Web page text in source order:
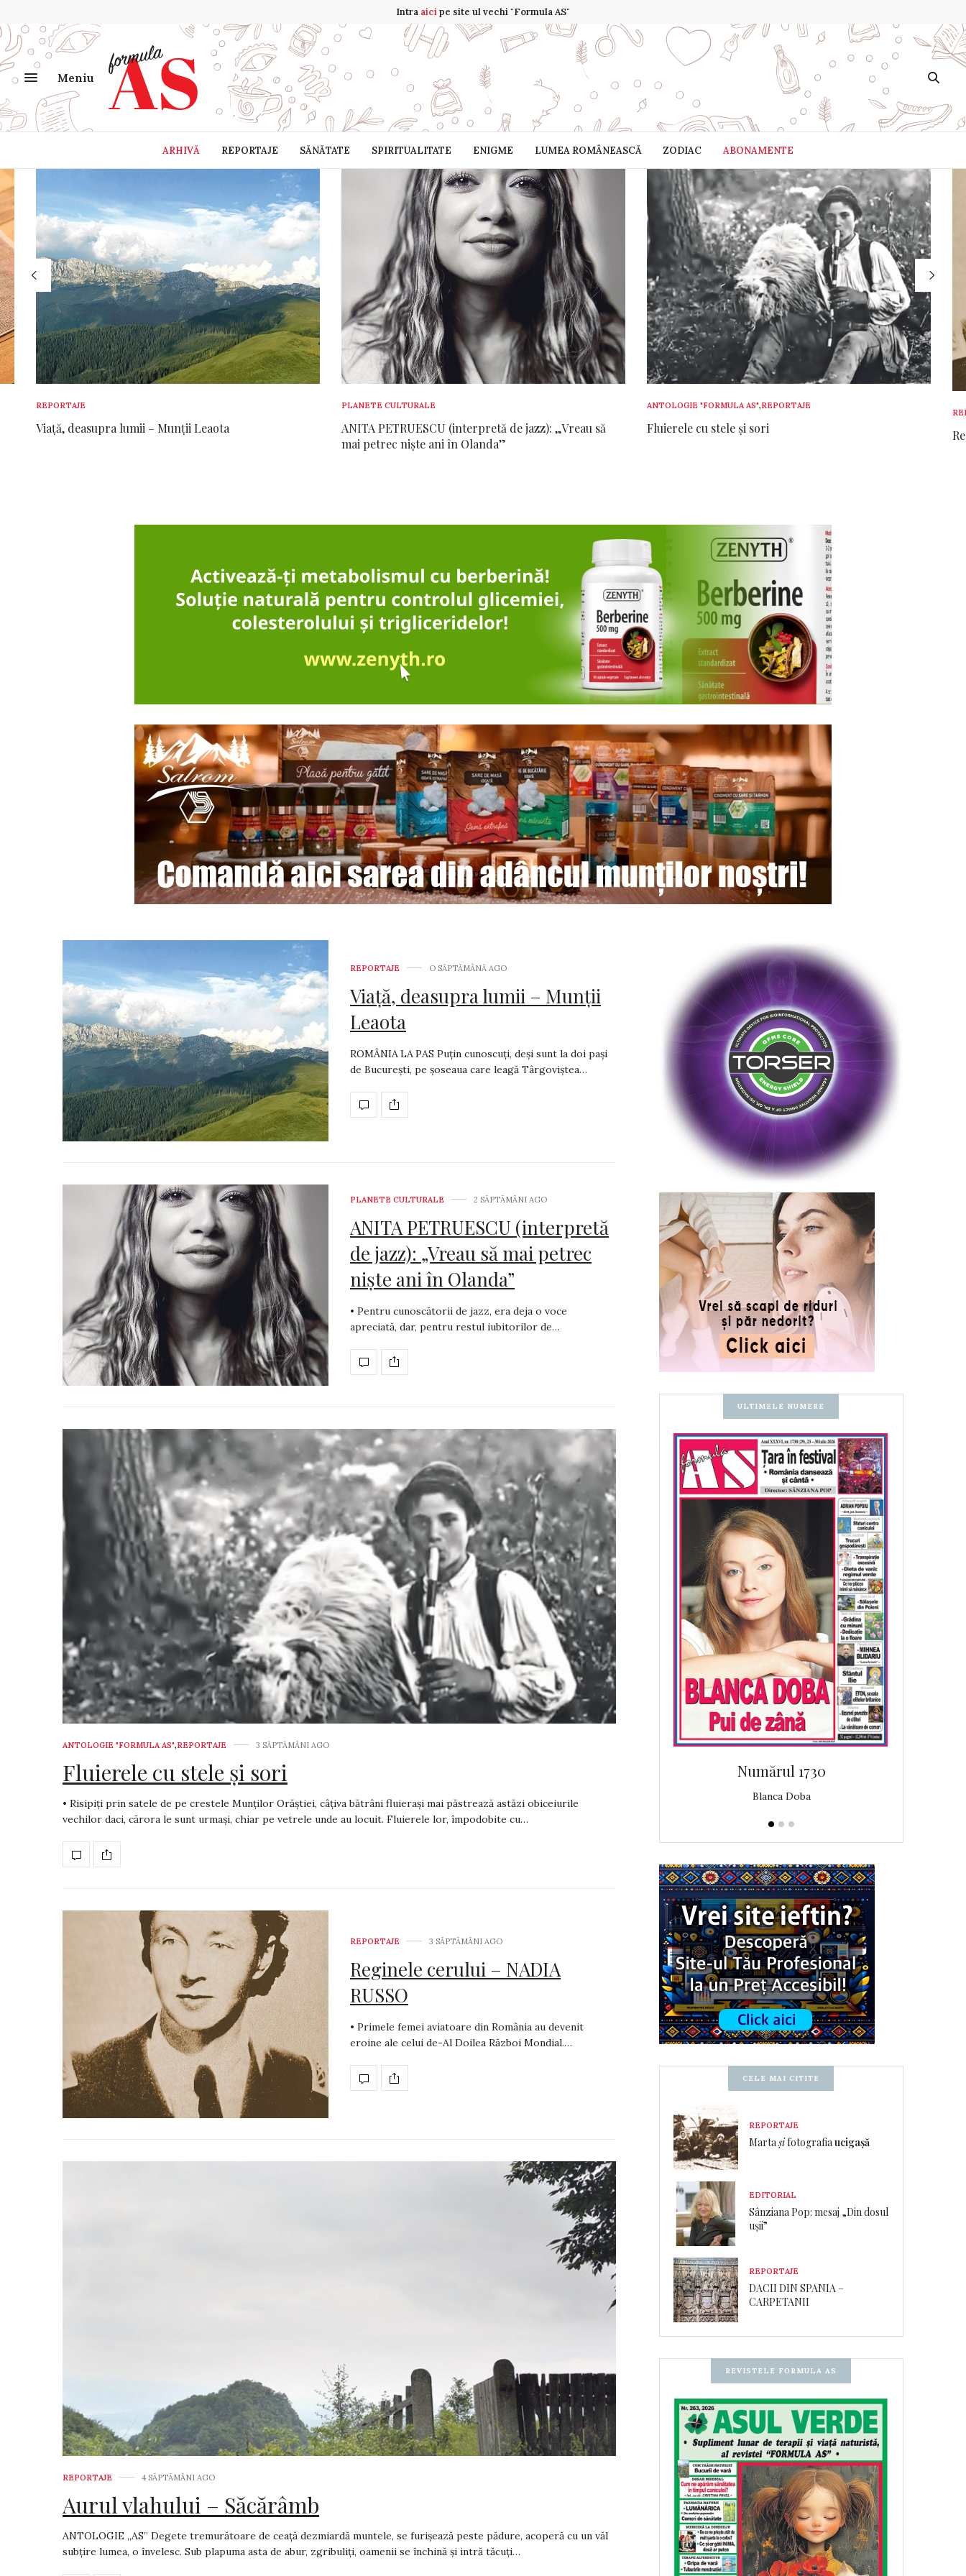
Intra aicipe site ul vechi "Formula AS"
Meniu
ARHIVĂ REPORTAJE SĂNĂTATE SPIRITUALITATE ENIGME LUMEA ROMÂNEASCĂ ZODIAC ABONAMENTE
REPORTAJE
Viață, deasupra lumii – Munții Leaota
PLANETE CULTURALE
ANITA PETRUESCU (interpretă de jazz): „Vreau să
mai petrec niște ani în Olanda”
ANTOLOGIE "FORMULA AS",REPORTAJE
Fluierele cu stele și sori
REPORTAJE O SĂPTĂMÂNĂ AGO
Viață, deasupra lumii – Munții
Leaota
ROMÂNIA LA PAS Puțin cunoscuți, deși sunt la doi pași
de București, pe șoseaua care leagă Târgoviștea…
PLANETE CULTURALE 2 SĂPTĂMÂNI AGO
ANITA PETRUESCU (interpretă
de jazz): „Vreau să mai petrec
niște ani în Olanda”
• Pentru cunoscătorii de jazz, era deja o voce
apreciată, dar, pentru restul iubitorilor de…
ANTOLOGIE "FORMULA AS",REPORTAJE 3 SĂPTĂMÂNI AGO
Fluierele cu stele și sori
• Risipiți prin satele de pe crestele Munților Orăștiei, câțiva bătrâni fluierași mai păstrează astăzi obiceiurile
vechilor daci, cărora le sunt urmași, chiar pe vetrele unde au locuit. Fluierele lor, împodobite cu…
REPORTAJE 3 SĂPTĂMÂNI AGO
Reginele cerului – NADIA
RUSSO
• Primele femei aviatoare din România au devenit
eroine ale celui de-Al Doilea Război Mondial.…
REPORTAJE 4 SĂPTĂMÂNI AGO
Aurul vlahului – Săcărâmb
ANTOLOGIE „AS” Degete tremurătoare de ceață dezmiardă muntele, se furișează peste pădure, acoperă cu un văl
subțire lumea, o învelesc. Sub plapuma asta de abur, zgribuliți, oamenii se închină și intră tăcuți…
ULTIMELE NUMERE
Anita Petruescu
Numărul 1730
Blanca Doba
CELE MAI CITITE
REPORTAJE
Martașifotografiaucigașă
EDITORIAL
Sânziana Pop: mesaj „Din dosul
ușii”
REPORTAJE
DACII DIN SPANIA –
CARPETANII
REVISTELE FORMULA AS